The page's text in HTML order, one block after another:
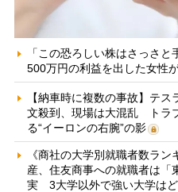
「この恐ろしい株はさっさ
500万円の利益を出した女性
【納車時に複数の事故】テス
文殺到、現場は大混乱 トラ
る“イーロンの右腕”の影
《商社の大学別就職者数ラ
産、住友商事への就職者は「
実 3大学以外で強い大学は